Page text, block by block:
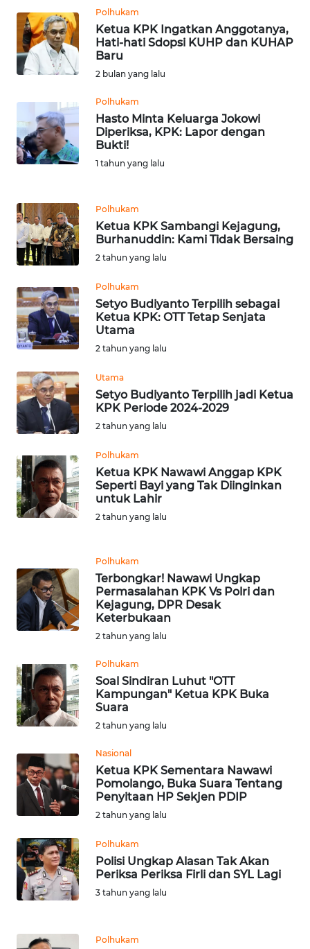
Polhukam
Ketua KPK Ingatkan Anggotanya,
Hati-hati Sdopsi KUHP dan KUHAP
Baru
2 bulan yang lalu
Polhukam
Hasto Minta Keluarga Jokowi
Diperiksa, KPK: Lapor dengan
Bukti!
1 tahun yang lalu
Polhukam
Ketua KPK Sambangi Kejagung,
Burhanuddin: Kami Tidak Bersaing
2 tahun yang lalu
Polhukam
Setyo Budiyanto Terpilih sebagai
Ketua KPK: OTT Tetap Senjata
Utama
2 tahun yang lalu
Utama
Setyo Budiyanto Terpilih jadi Ketua
KPK Periode 2024-2029
2 tahun yang lalu
Polhukam
Ketua KPK Nawawi Anggap KPK
Seperti Bayi yang Tak Diinginkan
untuk Lahir
2 tahun yang lalu
Polhukam
Terbongkar! Nawawi Ungkap
Permasalahan KPK Vs Polri dan
Kejagung, DPR Desak
Keterbukaan
2 tahun yang lalu
Polhukam
Soal Sindiran Luhut "OTT
Kampungan" Ketua KPK Buka
Suara
2 tahun yang lalu
Nasional
Ketua KPK Sementara Nawawi
Pomolango, Buka Suara Tentang
Penyitaan HP Sekjen PDIP
2 tahun yang lalu
Polhukam
Polisi Ungkap Alasan Tak Akan
Periksa Periksa Firli dan SYL Lagi
3 tahun yang lalu
Polhukam
INFO
IKLAN
TENTANG
KAMI
PEDOMAN
MEDIA
SIBER
KARIR
DISCLAIMER
Wahana
News
Regional
WN
WN
JAKARTA
WN
JABAR
WN
BANTEN
NTT
WN
KEPRI
PAPUA
WN
PAPUA
WN
RIAU
SERAMBI
WN
JAMBI
SULTRA